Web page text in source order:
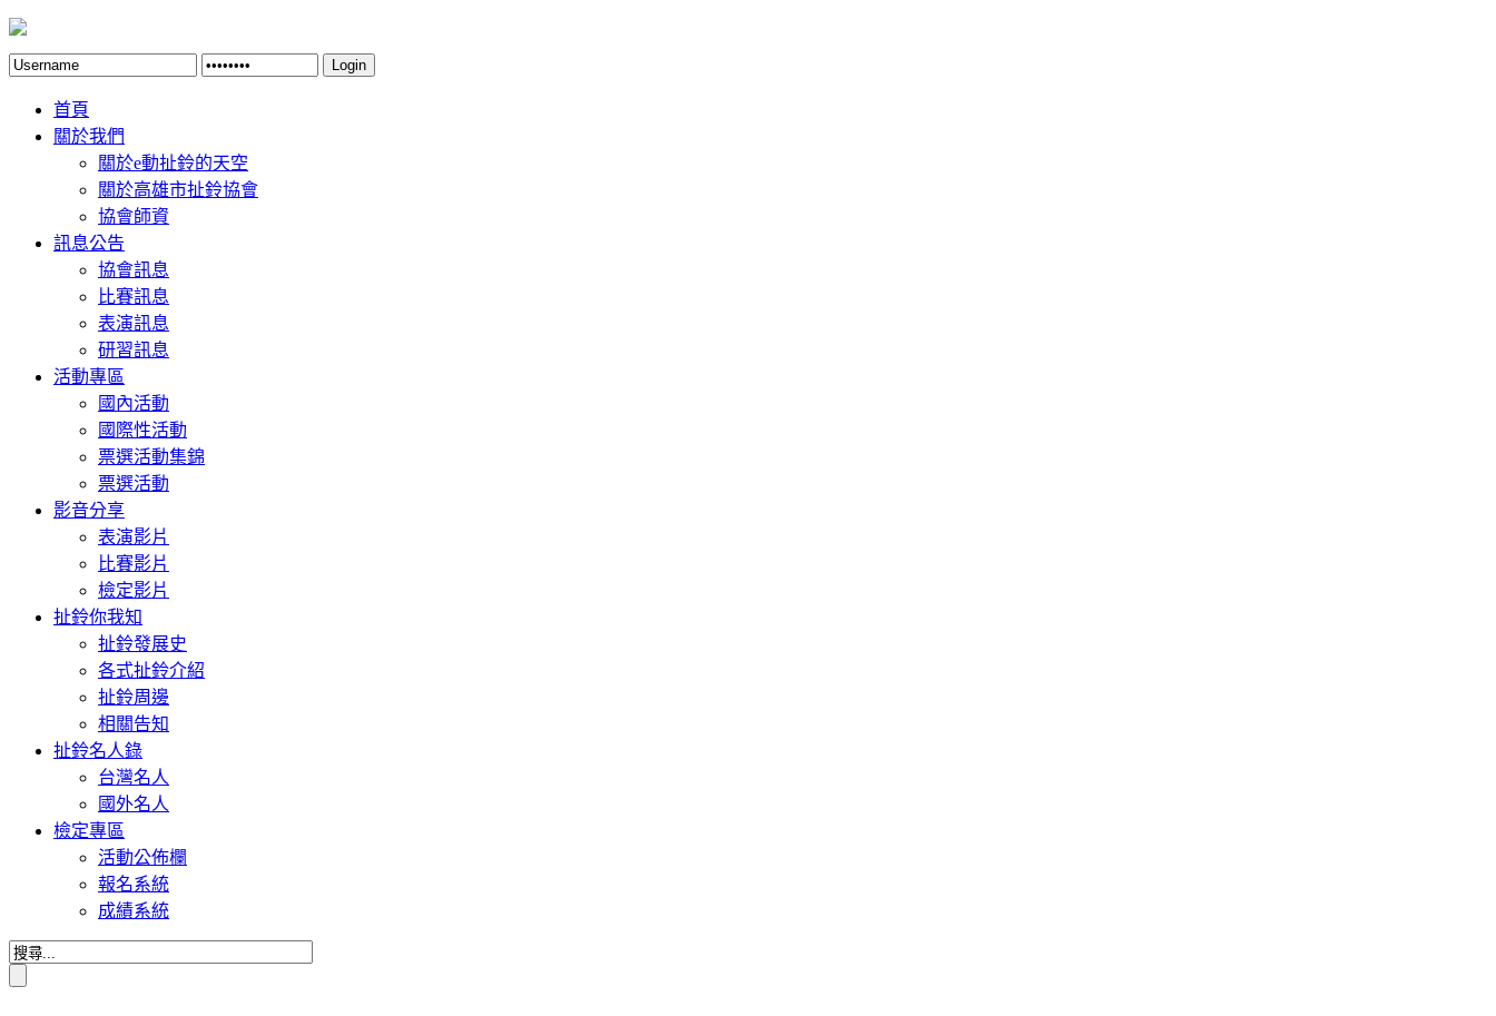
Login
首頁
關於我們
關於e動扯鈴的天空
關於高雄市扯鈴協會
協會師資
訊息公告
協會訊息
比賽訊息
表演訊息
研習訊息
活動專區
國內活動
國際性活動
票選活動集錦
票選活動
影音分享
表演影片
比賽影片
檢定影片
扯鈴你我知
扯鈴發展史
各式扯鈴介紹
扯鈴周邊
相關告知
扯鈴名人錄
台灣名人
國外名人
檢定專區
活動公佈欄
報名系統
成績系統